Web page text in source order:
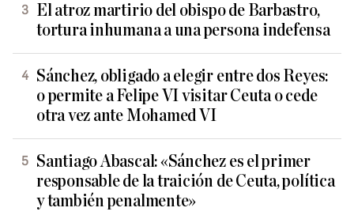
El atroz martirio del obispo de Barbastro,
tortura inhumana a una persona indefensa
Sánchez, obligado a elegir entre dos Reyes:
o permite a Felipe VI visitar Ceuta o cede
otra vez ante Mohamed VI
Santiago Abascal: «Sánchez es el primer
responsable de la traición de Ceuta, política
y también penalmente»